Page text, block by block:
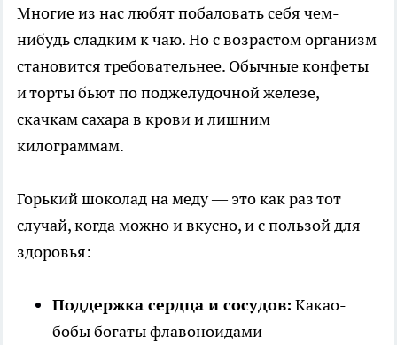
Многие из нас любят побаловать себя чем-
нибудь сладким к чаю. Но с возрастом организм
становится требовательнее. Обычные конфеты
и торты бьют по поджелудочной железе,
скачкам сахара в крови и лишним
килограммам.
Горький шоколад на меду — это как раз тот
случай, когда можно и вкусно, и с пользой для
здоровья:
Поддержка сердца и сосудов: Какао-
бобы богаты флавоноидами —